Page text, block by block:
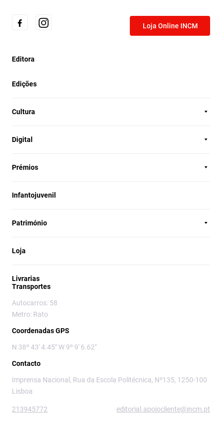
Loja Online INCM
Editora
Edições
Cultura
Digital
Prémios
Infantojuvenil
Património
Loja
Livrarias
Transportes
Autocarros: 58
Metro: Rato
Coordenadas GPS
N 38º 43' 4.45" W 9º 9' 6.62"
Contacto
Imprensa Nacional, Rua da Escola Politécnica, Nº135, 1250-100
Lisboa
213945772 editorial.apoiocliente@incm.pt